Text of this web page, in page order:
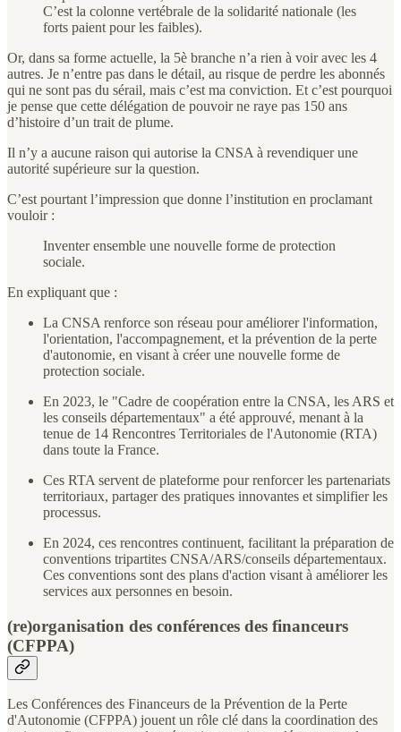
C’est la colonne vertébrale de la solidarité nationale (les
forts paient pour les faibles).
Or, dans sa forme actuelle, la 5è branche n’a rien à voir avec les 4
autres. Je n’entre pas dans le détail, au risque de perdre les abonnés
qui ne sont pas du sérail, mais c’est ma conviction. Et c’est pourquoi
je pense que cette délégation de pouvoir ne raye pas 150 ans
d’histoire d’un trait de plume.
Il n’y a aucune raison qui autorise la CNSA à revendiquer une
autorité supérieure sur la question.
C’est pourtant l’impression que donne l’institution en proclamant
vouloir :
Inventer ensemble une nouvelle forme de protection
sociale.
En expliquant que :
La CNSA renforce son réseau pour améliorer l'information,
l'orientation, l'accompagnement, et la prévention de la perte
d'autonomie, en visant à créer une nouvelle forme de
protection sociale.
En 2023, le "Cadre de coopération entre la CNSA, les ARS et
les conseils départementaux" a été approuvé, menant à la
tenue de 14 Rencontres Territoriales de l'Autonomie (RTA)
dans toute la France.
Ces RTA servent de plateforme pour renforcer les partenariats
territoriaux, partager des pratiques innovantes et simplifier les
processus.
En 2024, ces rencontres continuent, facilitant la préparation de
conventions tripartites CNSA/ARS/conseils départementaux.
Ces conventions sont des plans d'action visant à améliorer les
services aux personnes en besoin.
(re)organisation des conférences des financeurs
(CFPPA)
Les Conférences des Financeurs de la Prévention de la Perte
d'Autonomie (CFPPA) jouent un rôle clé dans la coordination des